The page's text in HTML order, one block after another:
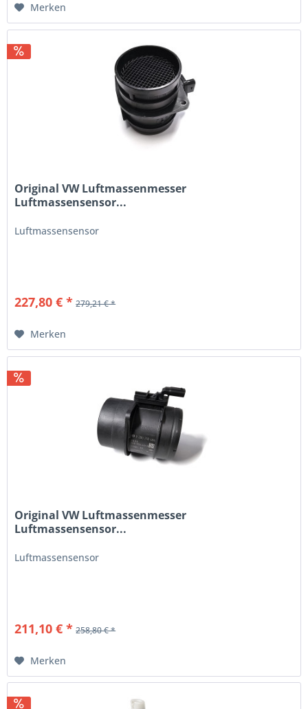
Merken
Original VW Luftmassenmesser
Luftmassensensor...
Luftmassensensor
227,80 € * 279,21 € *
Merken
Original VW Luftmassenmesser
Luftmassensensor...
Luftmassensensor
211,10 € * 258,80 € *
Merken